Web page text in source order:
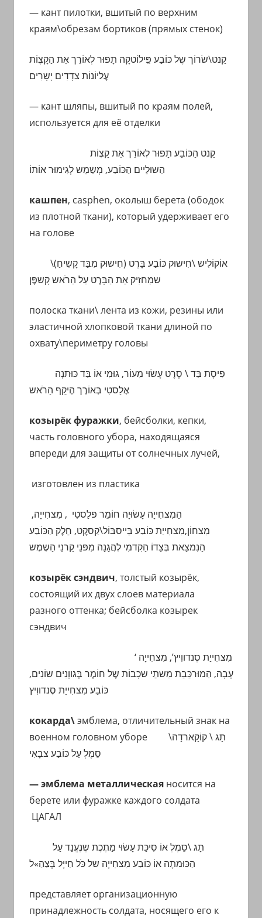
— кант пилотки, вшитый по верхним
краям\обрезам бортиков (прямых стенок)
קַנט\שׂרוֹך שֶל כּוֹבַע פִִּילוֹטקָה תָפוּר לְאוֹרֵך אֵת הַקָצֶוֹת
עֶליוֹנוֹת צדָדִים יָשָרִים
— кант шляпы, вшитый по краям полей,
используется для её отделки
קַנט הַכּוֹבַע תָפוּר לְאוֹרֵך אֵתקָצֶוֹת
הַשוּלֵיים הַכּוֹבַע, מְשַמֵש לְגִימוּר אוֹתוֹ
кашпен, casphen, околыш берета (ободок
из плотной ткани), который удерживает его
на голове
\ אוֹקוֹלִיש \חִישוּק כּוֹבַע בָּרֶט (חִישוּק מִבַּד קָשִיחַ)
שמַחזִיק אֵת הַבָּרֶט עַל הַרֹאשקָשפֶּן
полоска ткани\ лента из кожи, резины или
эластичной хлопковой ткани длиной по
охвату\периметру головы
פִּיסָת בַּד \ סֶרֶט עָשׂוּי מִעוֹר, גוּמִי אוֹ בַּד כּוּתנָה
אֶלַסטִי בְּאוֹרֶך הֶיקֵף הַרֹאש
козырёк фуражки, бейсболки, кепки,
часть головного убора, находящаяся
впереди для защиты от солнечных лучей,
изготовлен из пластика
הַמִצחִייָה עָשׂוּיָה חוֹמֵר פּלַסטִי , מִצחִייָה,
מִצחוֹן,מִצחִייַת כּוֹבַע בֵּייסבּוֹל\קַסקֶט, חֵלֶק הַכּוֹבַע
הַנִמצַאת בְּצַדוֹ הַקִדמִי לְהֲגָנָה מִפּנֵי קַרנֵי הַשֶמֶש
козырёк сэндвич, толстый козырёк,
состоящий их двух слоев материала
разного оттенка; бейсболка козырек
сэндвич
‘ מִצחִייַת סֶנדווִיץ’, מִצחִייָה
עָבָה, הַמוּרכֵּבֵת מִשתֵי שכָבוֹת שֶל חוֹמֶר בְּגווָנִים שוֹנִים,
כּוֹבַע מִצחִייַת סֶנדווִיץ
кокарда\эмблема, отличительный знак на
военном головном уборе
תָג \ קוֹקָארדָה\
סֵמֶלְ עַל כּוֹבַע צבָאִי
— эмблема металлическаяносится на
берете или фуражке каждого солдата
ЦАГАЛ
תָג\סֵמֶלְ אוֹ סִיכַּתעָשׂוּי מַתֶכֶת שֶנֶעֱנַד עַל
הַכּוּמתָהאוֹ כּוֹבַע מִצחִייָה של כֹּל חַייָל בְּצַהַ»ל
представляет организационную
принадлежность солдата, носящего его к